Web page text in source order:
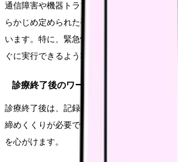
通信障害や機器トラブルが発生した場合は、
らかじめ定められた手順に従い、代替手段の
います。特に、緊急性の高い診療の場合は、
ぐに実行できるよう準備しておきます。
診療終了後のワークフロー
診療終了後は、記録の完成から次回予約の調
締めくくりが必要です。患者さんへの継続的
を心がけます。